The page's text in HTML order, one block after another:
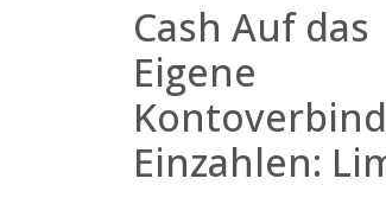
Cash Auf das
Eigene
Einzahlen: